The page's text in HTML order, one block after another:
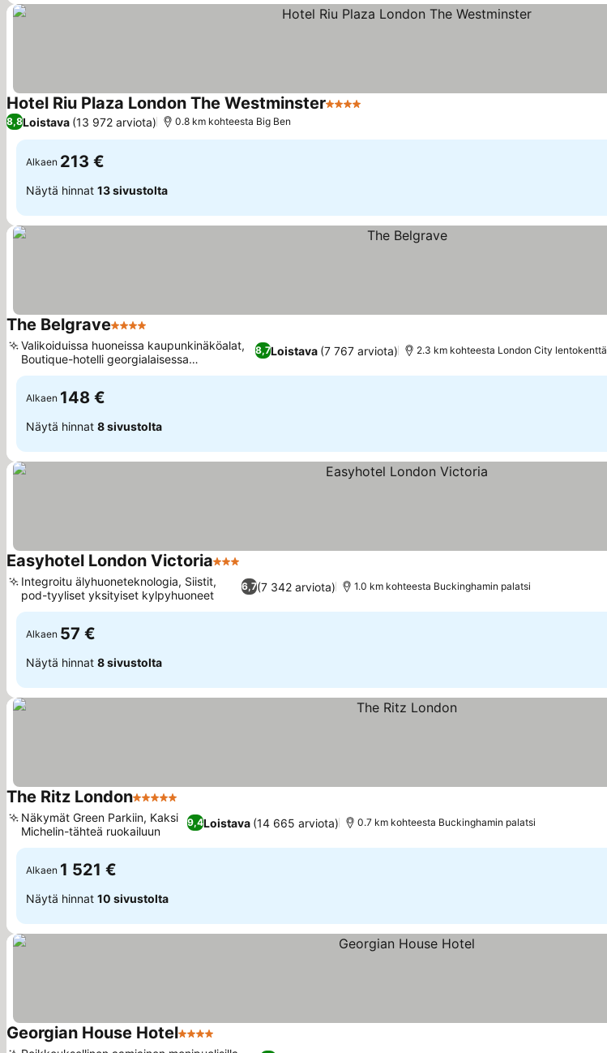
Hotel Riu Plaza London The Westminster4 Tähtiluokitus
8,8Loistava (13 972 arviota) 0.8 km kohteesta Big Ben
Alkaen 213 €
Näytä hinnat 13 sivustolta
The Belgrave4 Tähtiluokitus
8,7Loistava (7 767 arviota)
Valikoiduissa huoneissa kaupunkinäköalat,
Boutique-hotelli georgialaisessa
kaupunkitalossa
2.3 km kohteesta London City lentokenttä
Alkaen 148 €
Näytä hinnat 8 sivustolta
Easyhotel London Victoria3 Tähtiluokitus
6,7(7 342 arviota)
Integroitu älyhuoneteknologia, Siistit,
pod-tyyliset yksityiset kylpyhuoneet
1.0 km kohteesta Buckinghamin palatsi
Alkaen 57 €
Näytä hinnat 8 sivustolta
The Ritz London5 Tähtiluokitus
9,4Loistava (14 665 arviota)
Näkymät Green Parkiin, Kaksi
Michelin-tähteä ruokailuun
0.7 km kohteesta Buckinghamin palatsi
Alkaen 1 521 €
Näytä hinnat 10 sivustolta
Georgian House Hotel4 Tähtiluokitus